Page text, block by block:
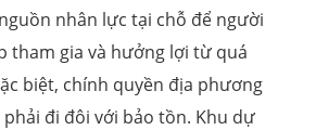
nhân lực tại chỗ để người
tham gia và hưởng lợi từ quá
biệt, chính quyền địa phương
đi đôi với bảo tồn. Khu dự